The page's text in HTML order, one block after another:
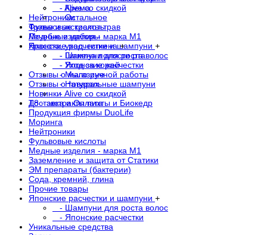
- Alive со скидкой
Нейтроники
Фульвовые кислоты
Медные изделия - марка М1
Японские расчестки и шампуни +
- Шампуни для роста волос
- Японские расчестки
Отзывы о магазине
Отзывы о товарах
Новинки
Доставка и Оплата
- Крема
- Остальное
Травы и экстракты трав
Лечебные наборы
Красота, уход, гигиена+
- Гигиена полости рта
- Уход за кожей
- Мыло ручной работы
- Натуральные шампуни
- Alive со скидкой
Т8 - экстракты пихты и Биокедр
Продукция фирмы DuoLife
Моринга
Нейтроники
Фульвовые кислоты
Медные изделия - марка М1
Заземление и защита от Статики
ЭМ препараты (бактерии)
Сода, кремний, глина
Прочие товары
Японские расчестки и шампуни +
- Шампуни для роста волос
- Японские расчестки
Уникальные средства